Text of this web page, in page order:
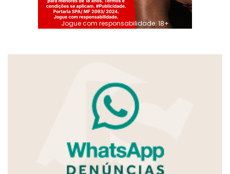
Jogue com responsabilidade. 18+